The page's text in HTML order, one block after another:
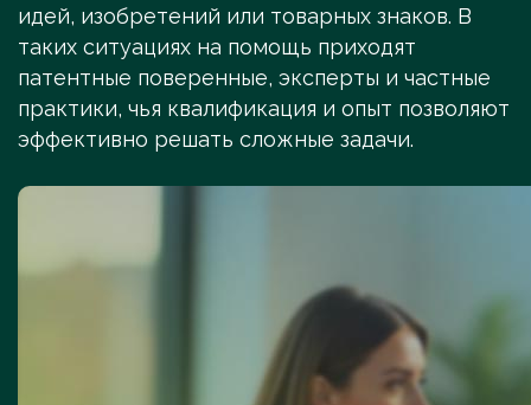
идей, изобретений или товарных знаков. В
таких ситуациях на помощь приходят
патентные поверенные, эксперты и частные
практики, чья квалификация и опыт позволяют
эффективно решать сложные задачи.